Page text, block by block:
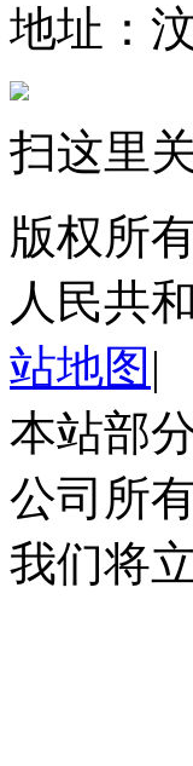
地址：
扫这里
版权所
人民共
站地图 |
本站部
公司所
我们将